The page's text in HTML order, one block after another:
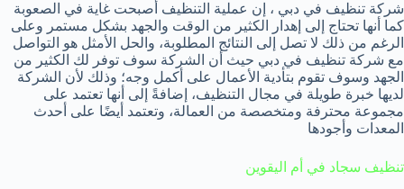
شركة تنظيف في دبي ، إن عملية التنظيف أصبحت غاية في الصعوبة
كما أنها تحتاج إلى إهدار الكثير من الوقت والجهد بشكل مستمر وعلى
الرغم من ذلك لا تصل إلى النتائج المطلوبة، والحل الأمثل هو التواصل
مع شركة تنظيف في دبي حيث أن الشركة سوف توفر لك الكثير من
الجهد وسوف تقوم بتأدية الأعمال على أكمل وجه؛ وذلك لأن الشركة
لديها خبرة طويلة في مجال التنظيف، إضافةً إلى أنها تعتمد على
مجموعة محترفة ومتخصصة من العمالة، وتعتمد أيضًا على أحدث
المعدات وأجودها
تنظيف سجاد في أم اليقوين